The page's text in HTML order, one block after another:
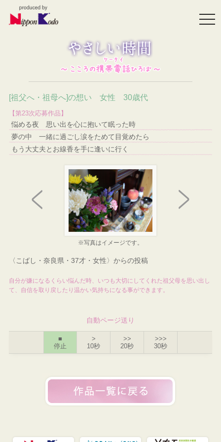
[祖父へ・祖母へ]の想い 女性 30歳代
【第23次応募作品】
悩める夜 思い出を心に抱いて眠った時
夢の中 一緒に過ごし涙をためて目覚めたら
もう大丈夫とお線香を手に逢いに行く
※写真はイメージです。
〈こばし・奈良県・37才・女性〉からの投稿
自分が嫌になるくらい悩んだ時、いつも大切にしてくれた祖父母を思い出し
て、自信を取り戻したり温かい気持ちになる事ができます。
自動ページ送り
■
停止
>
10秒
>>
20秒
>>>
30秒